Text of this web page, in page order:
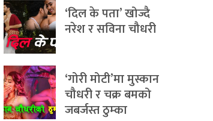
‘दिल के पता’ खोज्दै
नरेश र सविना चौधरी
‘गोरी मोटी’मा मुस्कान
चौधरी र चक्र बमको
जबर्जस्त ठुम्का